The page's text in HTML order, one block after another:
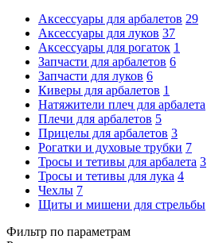
Аксессуары для арбалетов 29
Аксессуары для луков 37
Аксессуары для рогаток 1
Запчасти для арбалетов 6
Запчасти для луков 6
Киверы для арбалетов 1
Натяжители плеч для арбалета
Плечи для арбалетов 5
Прицелы для арбалетов 3
Рогатки и духовые трубки 7
Тросы и тетивы для арбалета 3
Тросы и тетивы для лука 4
Чехлы 7
Щиты и мишени для стрельбы
Фильтр по параметрам